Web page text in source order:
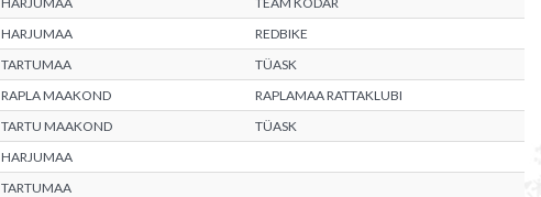
HARJUMAA
REDBIKE
TARTUMAA
TÜASK
RAPLA MAAKOND
RAPLAMAA RATTAKLUBI
TARTU MAAKOND
TÜASK
HARJUMAA
TARTUMAA